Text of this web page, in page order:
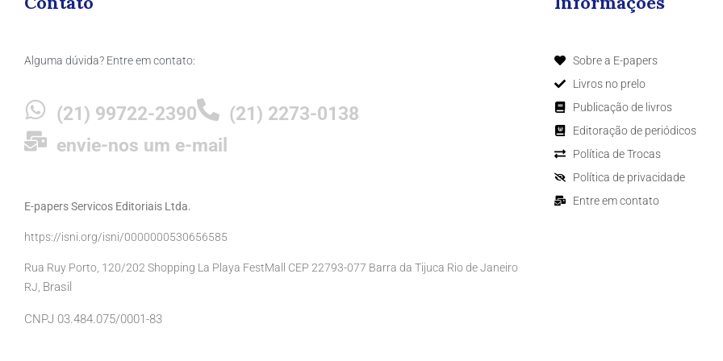
Alguma dúvida? Entre em contato:
(21) 99722-2390
(21) 2273-0138
envie-nos um e-mail
E-papers Servicos Editoriais Ltda.
https://isni.org/isni/0000000530656585
Rua Ruy Porto, 120/202 Shopping La Playa FestMall CEP 22793-077 Barra da Tijuca Rio de Janeiro
RJ, Brasil
CNPJ 03.484.075/0001-83
Sobre a E-papers
Livros no prelo
Publicação de livros
Editoração de periódicos
Política de Trocas
Política de privacidade
Entre em contato